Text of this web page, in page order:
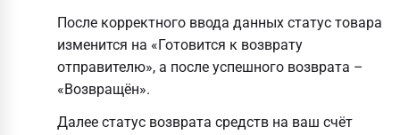
После корректного ввода данных статус товара
изменится на «Готовится к возврату
отправителю», а после успешного возврата –
«Возвращён».
Далее статус возврата средств на ваш счёт